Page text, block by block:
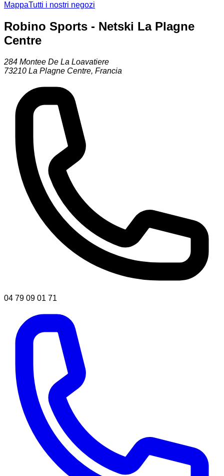
MappaTutti i nostri negozi
Robino Sports - Netski La Plagne
Centre
284 Montee De La Loavatiere
73210 La Plagne Centre, Francia
04 79 09 01 71